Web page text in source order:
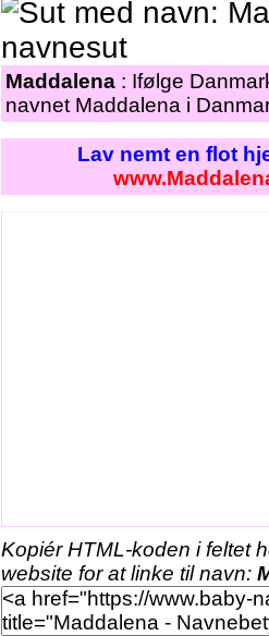
Maddalena : Ifølge
navnet Maddalena i
Lav nemt en flot
Kopiér HTML-koden i feltet
website for at linke til navn: